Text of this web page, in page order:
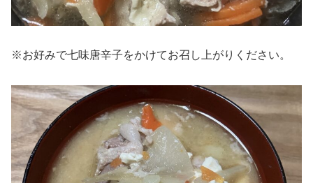
※お好みで七味唐辛子をかけてお召し上がりください。